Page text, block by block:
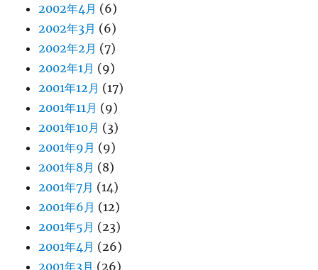
2002年4月 (6)
2002年3月 (6)
2002年2月 (7)
2002年1月 (9)
2001年12月 (17)
2001年11月 (9)
2001年10月 (3)
2001年9月 (9)
2001年8月 (8)
2001年7月 (14)
2001年6月 (12)
2001年5月 (23)
2001年4月 (26)
2001年3月 (26)